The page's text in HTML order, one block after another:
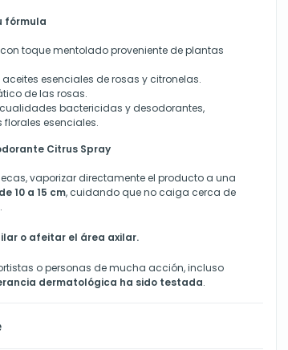
fórmula
toque mentolado proveniente de plantas
aceites esenciales de rosas y citronelas.
de las rosas.
bactericidas y desodorantes,
florales esenciales.
Citrus Spray
vaporizar directamente el producto a una
10 a 15 cm, cuidando que no caiga cerca de
o afeitar el área axilar.
o personas de mucha acción, incluso
dermatológica ha sido testada.